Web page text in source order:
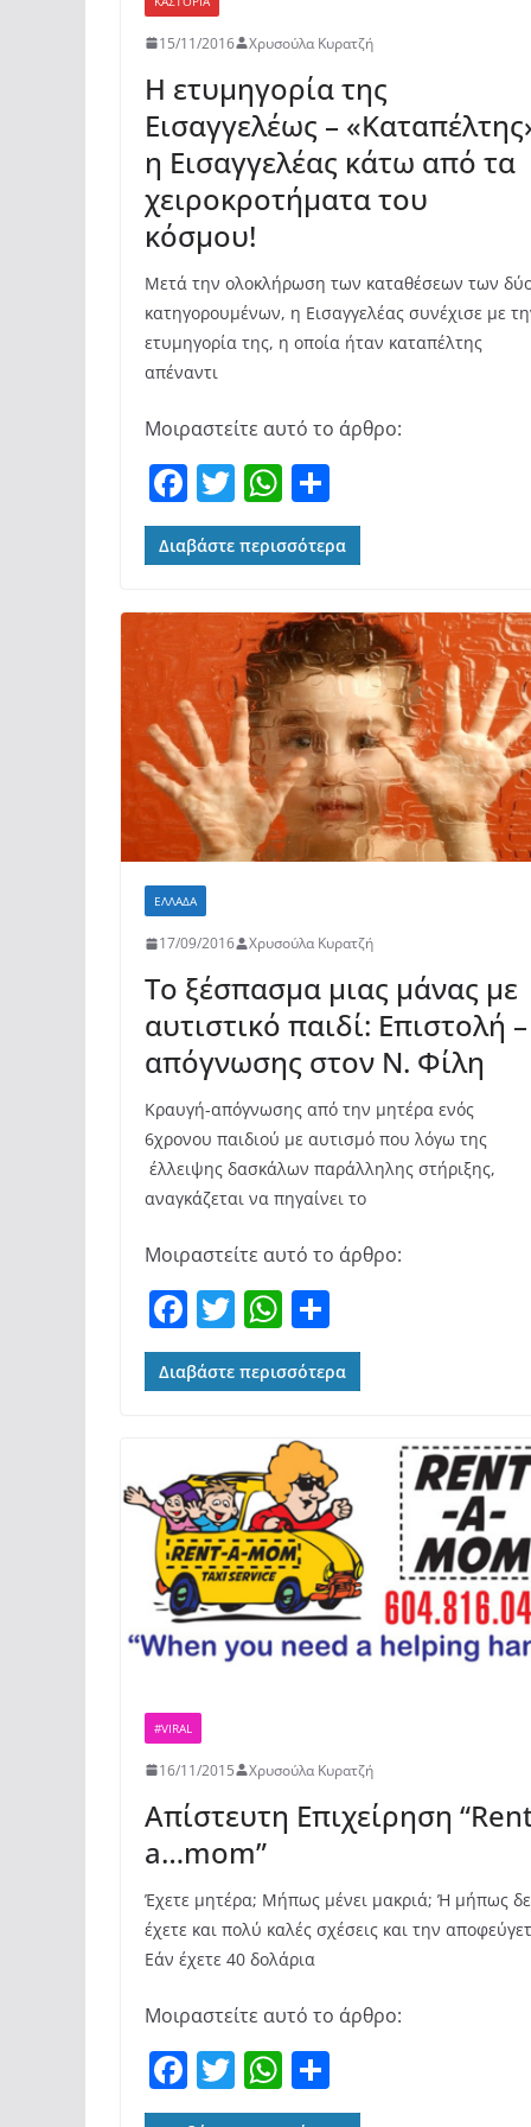
15/11/2016 Χρυσούλα Κυρατζή
Η ετυμηγορία της
Εισαγγελέως –
η Εισαγγελέας κάτω από τα
χειροκροτήματα του
κόσμου!
Μετά την ολοκλήρωση των καταθέσεων των
κατηγορουμένων, η Εισαγγελέας συνέχισε με
ετυμηγορία της, η οποία ήταν καταπέλτης
απέναντι
Μοιραστείτε αυτό το άρθρο:
F
a
c
b
o
o
k
T
w
itt
W
h
at
A
p
p
οι
ρ
σ
τε
ίτ
ε
Διαβάστε περισσότερα
ΕΛΛΆΔΑ
17/09/2016 Χρυσούλα Κυρατζή
Το ξέσπασμα μιας μάνας με
αυτιστικό παιδί: Επιστολή –
απόγνωσης στον Ν. Φίλη
Κραυγή-απόγνωσης από την μητέρα ενός
6χρονου παιδιού με αυτισμό που λόγω της
έλλειψης δασκάλων παράλληλης στήριξης,
αναγκάζεται να πηγαίνει το
Μοιραστείτε αυτό το άρθρο:
F
a
c
b
o
o
k
T
w
itt
W
h
at
A
p
p
οι
ρ
σ
τε
ίτ
ε
Διαβάστε περισσότερα
#VIRAL
16/11/2015 Χρυσούλα Κυρατζή
Απίστευτη Επιχείρηση
a…mom”
Έχετε μητέρα; Μήπως μένει μακριά; Ή μήπως
έχετε και πολύ καλές σχέσεις και την
Εάν έχετε 40 δολάρια
Μοιραστείτε αυτό το άρθρο:
F
a
T
w
W
h οι